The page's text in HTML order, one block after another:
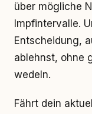
über mögliche
Impfintervalle.
Entscheidung,
ablehnst, ohne
wedeln.
Fährt dein